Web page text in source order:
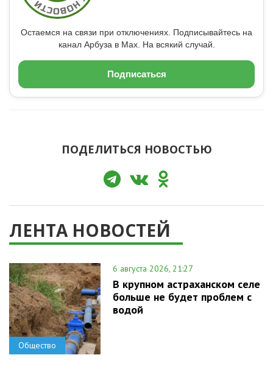
Остаемся на связи при отключениях. Подписывайтесь на
канал Арбуза в Max. На всякий случай.
Подписаться
ПОДЕЛИТЬСЯ НОВОСТЬЮ
ЛЕНТА НОВОСТЕЙ
Общество
6 августа 2026, 21:27
В крупном астраханском селе
больше не будет проблем с
водой